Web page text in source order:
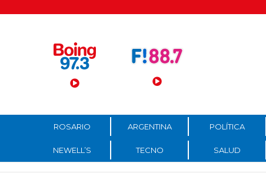
Menú Principal
ROSARIO ARGENTINA POLÍTICA
NEWELL’S TECNO SALUD